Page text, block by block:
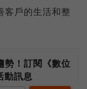
客戶的生活和整
勢！訂閱《數位
動訊息